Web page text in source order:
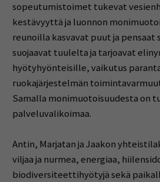
sopeutumistoimet tukevat
kestävyyttä ja luonnon
reunoilla kasvavat puut ja
suojaavat tuulelta ja tarjoavat
hyötyhyönteisille, vaikutus
ruokajärjestelmän
Samalla monimuotoisuudesta on
palveluvalikoimaa.
Antin, Marjatan ja Jaakon
viljaa ja nurmea, energiaa,
biodiversiteettihyötyjä sekä